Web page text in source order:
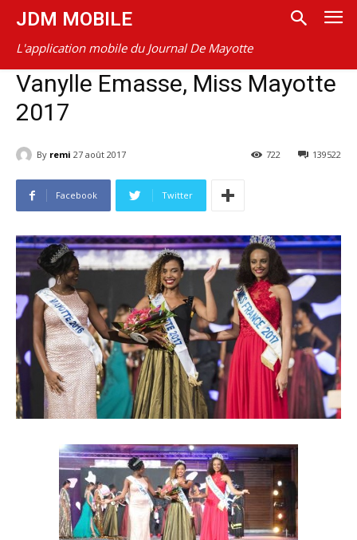
JDM MOBILE
L'application mobile du Journal De Mayotte
Vanylle Emasse, Miss Mayotte
2017
By remi 27 août 2017 139522
722
Facebook Twitter